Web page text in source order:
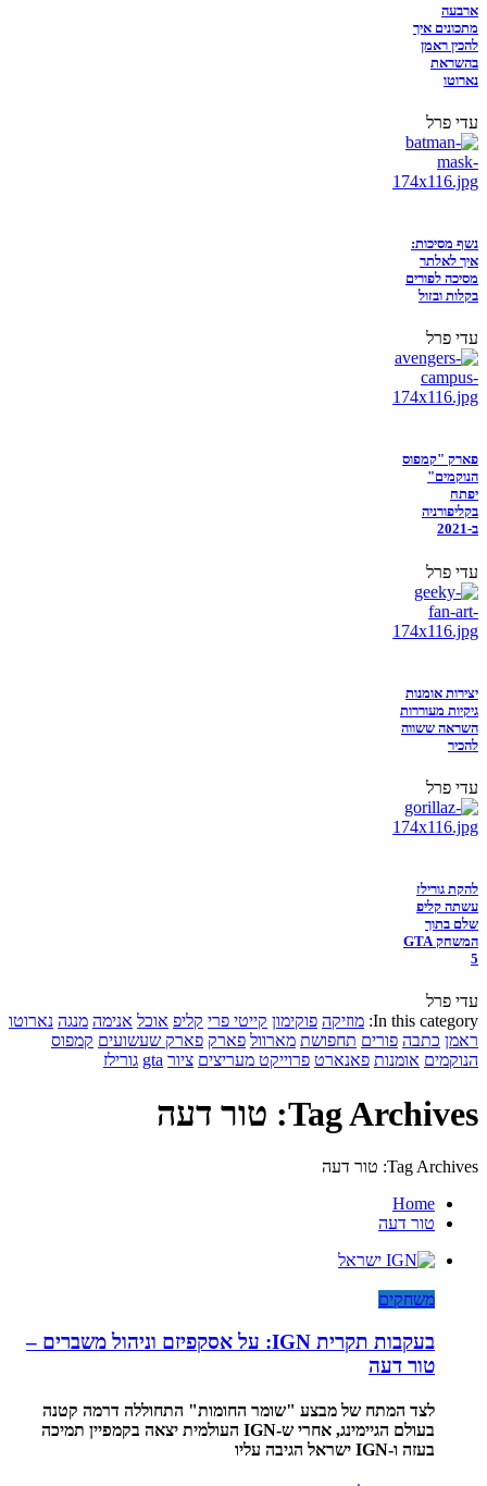
ארבעה
מתכונים איך
להכין ראמן
בהשראת
נארוטו
עדי פרל
נשף מסיכות:
איך לאלתר
מסיכה לפורים
בקלות ובזול
עדי פרל
פארק "קמפוס
הנוקמים"
יפתח
בקליפורניה
ב-2021
עדי פרל
יצירות אומנות
גיקיות מעוררות
השראה ששווה
להכיר
עדי פרל
להקת גורילז
עשתה קליפ
שלם בתוך
המשחק GTA
5
עדי פרל
In this category: מוזיקה פוקימון קייטי פרי קליפ אוכל אנימה מנגה נארוטו
ראמן כתבה פורים תחפושת מארוול פארק פארק שעשועים קמפוס
הנוקמים אומנות פאנארט פרוייקט מעריצים ציור gta גורילז
Tag Archives: טור דעה
Tag Archives: טור דעה
Home
טור דעה
משחקים
בעקבות תקרית IGN: על אסקפיזם וניהול משברים –
טור דעה
לצד המתח של מבצע "שומר החומות" התחוללה דרמה קטנה
בעולם הגיימינג, אחרי ש-IGN העולמית יצאה בקמפיין תמיכה
בעזה ו-IGN ישראל הגיבה עליו